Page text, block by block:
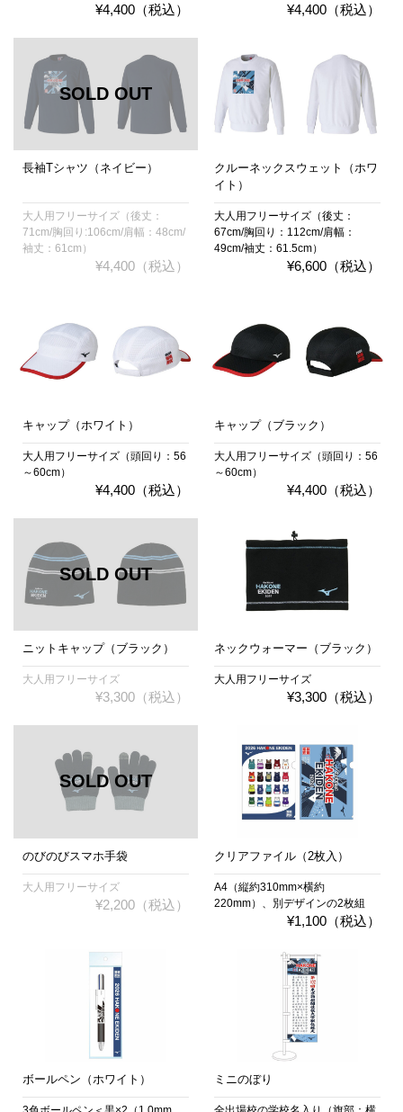
¥4,400（税込） ¥4,400（税込）
長袖Tシャツ（ネイビー）
大人用フリーサイズ（後丈：
71cm/胸回り:106cm/肩幅：48cm/
袖丈：61cm）
¥4,400（税込）
クルーネックスウェット（ホワ
イト）
大人用フリーサイズ（後丈：
67cm/胸回り：112cm/肩幅：
49cm/袖丈：61.5cm）
¥6,600（税込）
キャップ（ホワイト）
大人用フリーサイズ（頭回り：56
～60cm）
¥4,400（税込）
キャップ（ブラック）
大人用フリーサイズ（頭回り：56
～60cm）
¥4,400（税込）
ニットキャップ（ブラック）
大人用フリーサイズ
¥3,300（税込）
ネックウォーマー（ブラック）
大人用フリーサイズ
¥3,300（税込）
のびのびスマホ手袋
大人用フリーサイズ
¥2,200（税込）
クリアファイル（2枚入）
A4（縦約310mm×横約
220mm）、別デザインの2枚組
¥1,100（税込）
ボールペン（ホワイト） ミニのぼり